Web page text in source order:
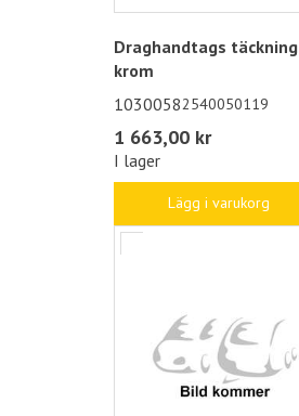
Draghandtags täckning
krom
10300582540050119
1 663,00 kr
I lager
Lägg i varukorg